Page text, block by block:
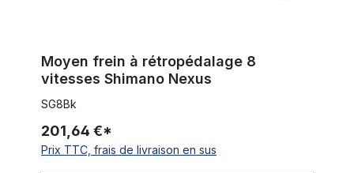
Moyen frein à rétropédalage 8
vitesses Shimano Nexus
SG8Bk
201,64 €*
Prix TTC, frais de livraison en sus